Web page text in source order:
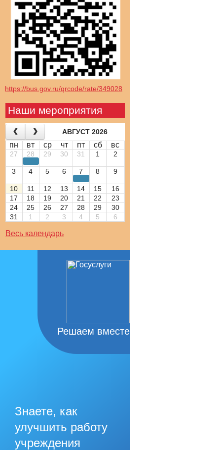
https://bus.gov.ru/qrcode/rate/349028
Наши мероприятия
АВГУСТ 2026
пн вт ср чт пт сб вс
27 28 29 30 31 1 2
3 4 5 6 7 8 9
10 11 12 13 14 15
16
17
18 19 20 21 22
23
24
25 26 27 28 29
30
31
1 2 3 4 5 6
Весь календарь
Решаем вместе
Знаете, как
улучшить работу
учреждения